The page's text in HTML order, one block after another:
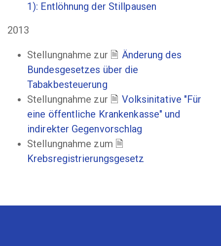
1): Entlöhnung der Stillpausen
2013
Stellungnahme zur
Änderung des
Bundesgesetzes über die
Tabakbesteuerung
Stellungnahme zur
Volksinitative "Für
eine öffentliche Krankenkasse" und
indirekter Gegenvorschlag
Stellungnahme zum
Krebsregistrierungsgesetz